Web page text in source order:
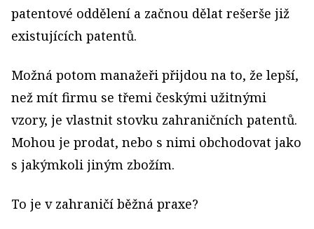
patentové oddělení a začnou dělat rešerše již
existujících patentů.
Možná potom manažeři přijdou na to, že lepší,
než mít firmu se třemi českými užitnými
vzory, je vlastnit stovku zahraničních patentů.
Mohou je prodat, nebo s nimi obchodovat jako
s jakýmkoli jiným zbožím.
To je v zahraničí běžná praxe?